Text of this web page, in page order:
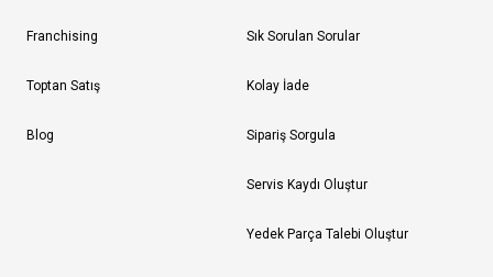
Franchising
Toptan Satış
Blog
Sık Sorulan Sorular
Kolay İade
Sipariş Sorgula
Servis Kaydı Oluştur
Yedek Parça Talebi Oluştur